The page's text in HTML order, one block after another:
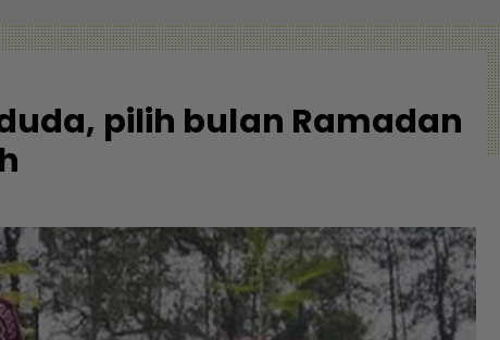
pilih bulan Ramadan